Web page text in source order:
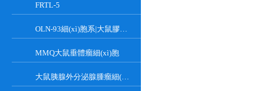
FRTL-5
OLN-93細(xì)胞系|大鼠膠質(zhì)細(xì)胞
MMQ大鼠垂體瘤細(xì)胞
大鼠胰腺外分泌腺腫瘤細(xì)胞